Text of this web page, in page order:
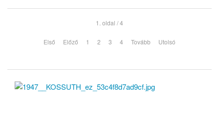
1. oldal / 4
Első Előző 1 2 3 4 Tovább Utolsó